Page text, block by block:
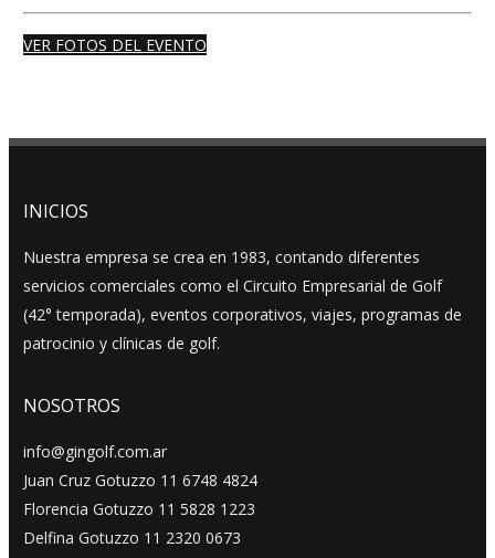
VER FOTOS DEL EVENTO
INICIOS
Nuestra empresa se crea en 1983, contando diferentes
servicios comerciales como el Circuito Empresarial de Golf
(42° temporada), eventos corporativos, viajes, programas de
patrocinio y clínicas de golf.
NOSOTROS
info@gingolf.com.ar
Juan Cruz Gotuzzo 11 6748 4824
Florencia Gotuzzo 11 5828 1223
Delfina Gotuzzo 11 2320 0673